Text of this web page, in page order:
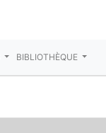
BIBLIOTHÈQUE